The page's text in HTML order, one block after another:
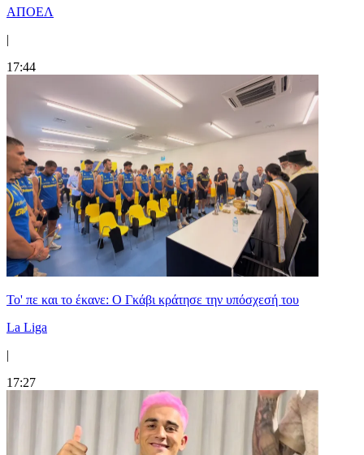
ΑΠΟΕΛ
|
17:44
Το' πε και το έκανε: Ο Γκάβι κράτησε την υπόσχεσή του
La Liga
|
17:27